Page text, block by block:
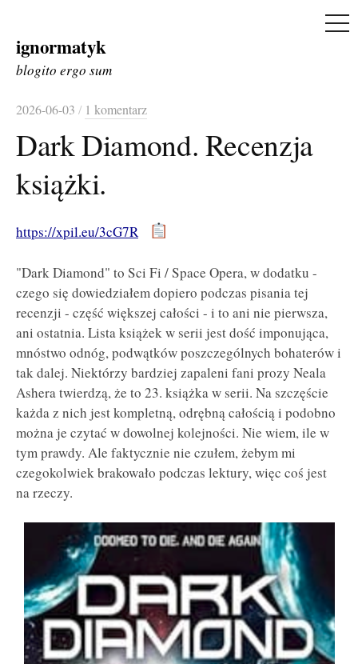
Skip
to
ignormatyk
blogito ergo sum
2026-06-03 / 1 komentarz
Dark Diamond. Recenzja
książki.
https://xpil.eu/3cG7R
"Dark Diamond" to Sci Fi / Space Opera, w dodatku -
czego się dowiedziałem dopiero podczas pisania tej
recenzji - część większej całości - i to ani nie pierwsza,
ani ostatnia. Lista książek w serii jest dość imponująca,
mnóstwo odnóg, podwątków poszczególnych bohaterów i
tak dalej. Niektórzy bardziej zapaleni fani prozy Neala
Ashera twierdzą, że to 23. książka w serii. Na szczęście
każda z nich jest kompletną, odrębną całością i podobno
można je czytać w dowolnej kolejności. Nie wiem, ile w
tym prawdy. Ale faktycznie nie czułem, żebym mi
czegokolwiek brakowało podczas lektury, więc coś jest
na rzeczy.